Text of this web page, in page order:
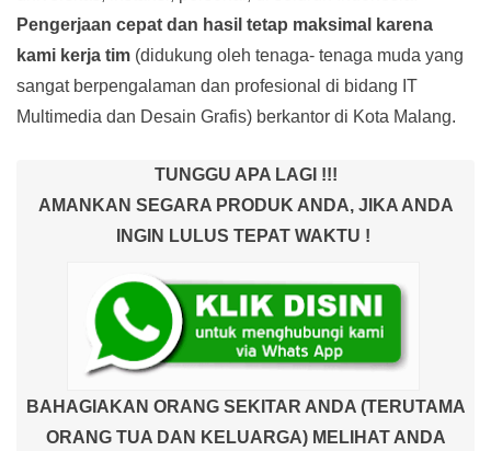
Pengerjaan cepat dan hasil tetap maksimal karena
kami kerja tim (didukung oleh tenaga- tenaga muda yang
sangat berpengalaman dan profesional di bidang IT
Multimedia dan Desain Grafis) berkantor di Kota Malang.
TUNGGU APA LAGI !!!
AMANKAN SEGARA PRODUK ANDA, JIKA ANDA
INGIN LULUS TEPAT WAKTU !
BAHAGIAKAN ORANG SEKITAR ANDA (TERUTAMA
ORANG TUA DAN KELUARGA) MELIHAT ANDA